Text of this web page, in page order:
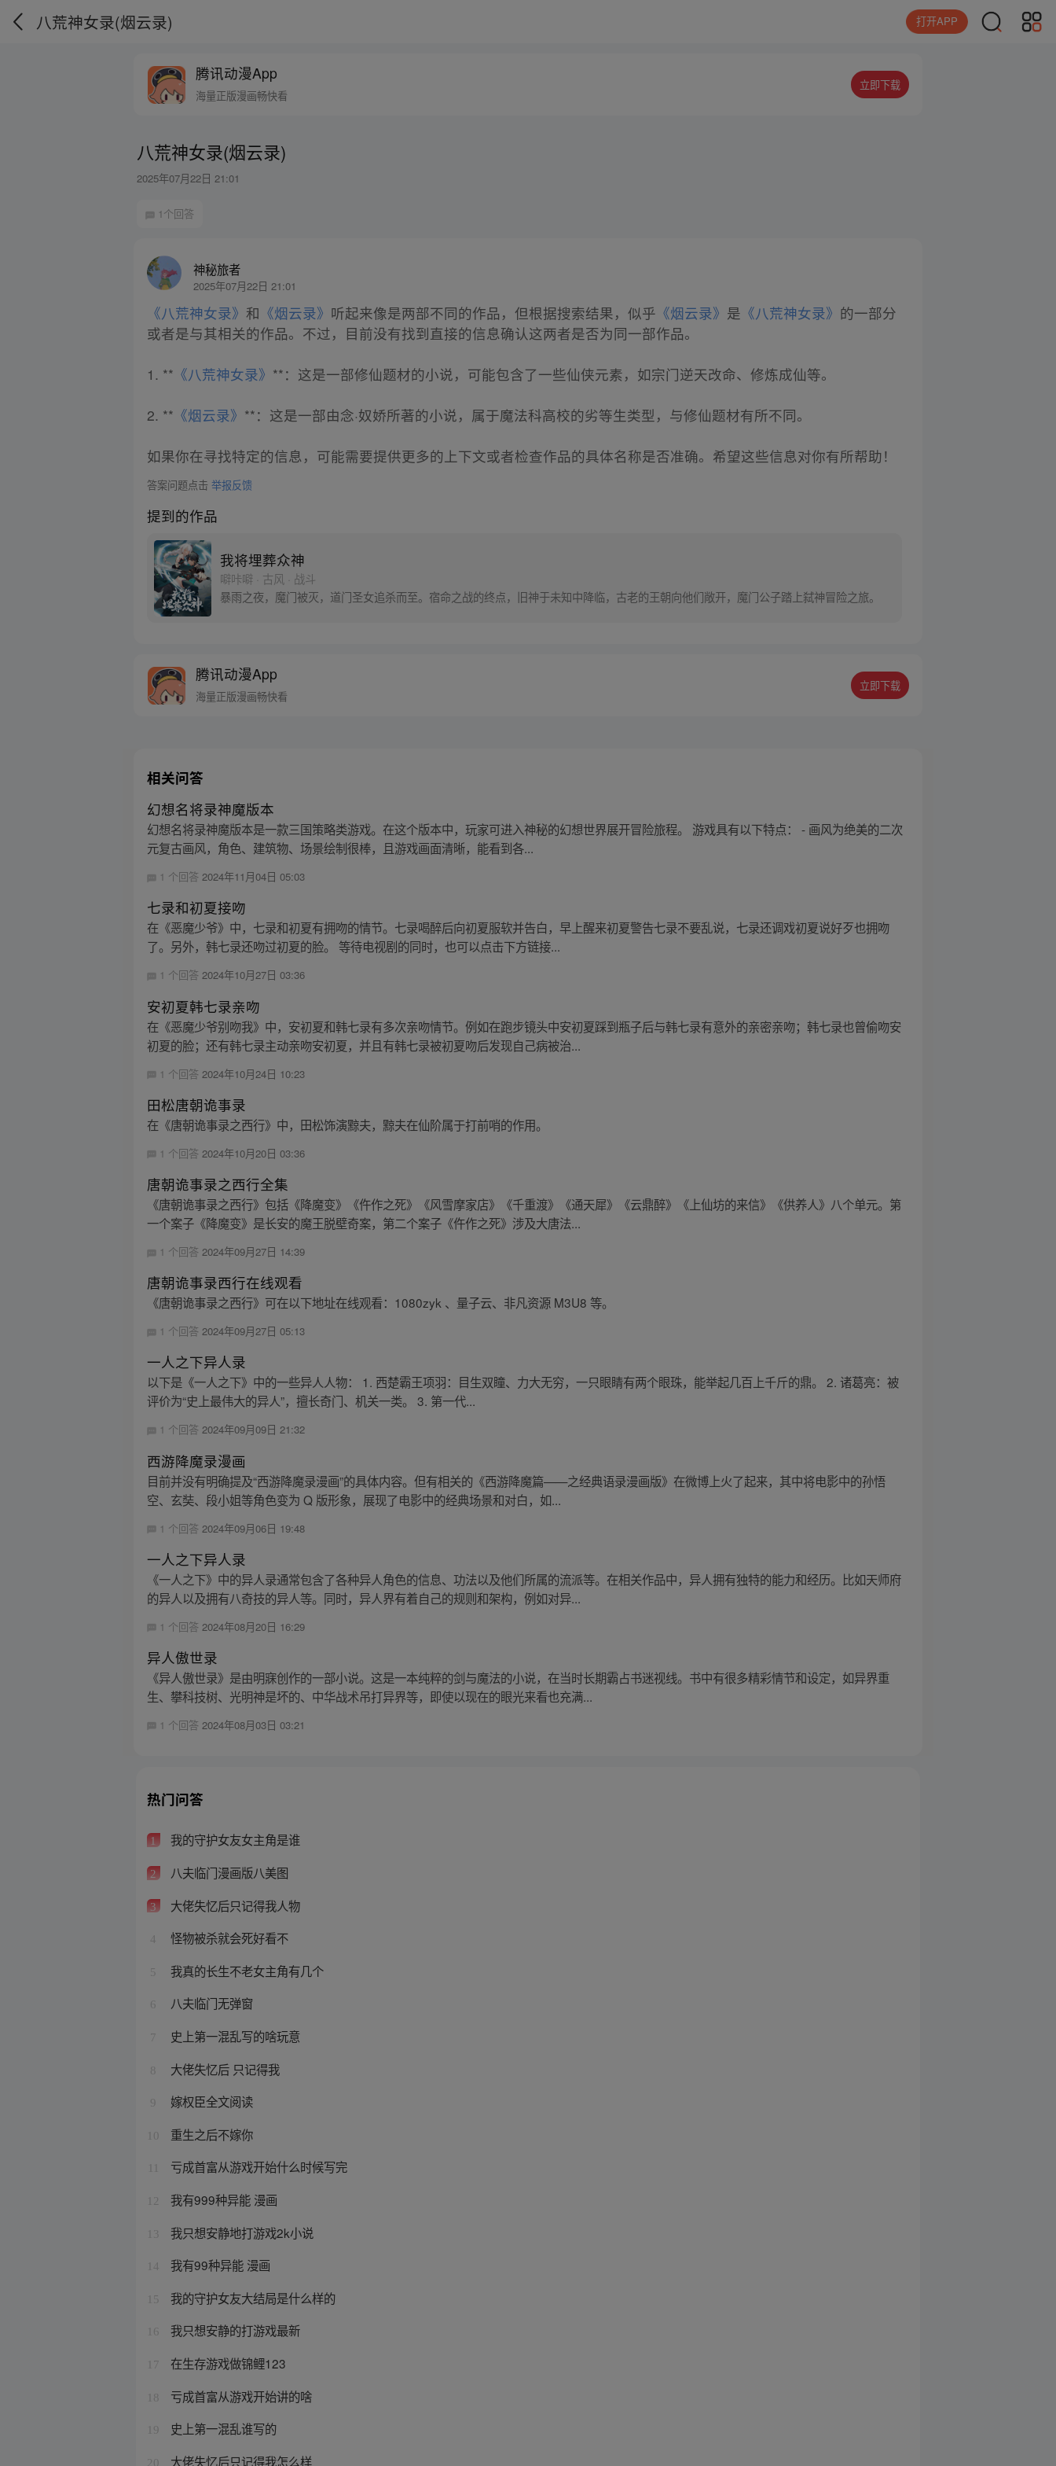
八荒神女录(烟云录) 打开APP
腾讯动漫App
海量正版漫画畅快看
立即下载
八荒神女录(烟云录)
2025年07月22日 21:01
1个回答
神秘旅者
2025年07月22日 21:01
《八荒神女录》 和 《烟云录》 听起来像是两部不同的作品，但根据搜索结果，似乎 《烟云录》 是 《八荒神女录》 的一部分
或者是与其相关的作品。不过，目前没有找到直接的信息确认这两者是否为同一部作品。
1. ** 《八荒神女录》 **：这是一部修仙题材的小说，可能包含了一些仙侠元素，如宗门逆天改命、修炼成仙等。
2. ** 《烟云录》 **：这是一部由念·奴娇所著的小说，属于魔法科高校的劣等生类型，与修仙题材有所不同。
如果你在寻找特定的信息，可能需要提供更多的上下文或者检查作品的具体名称是否准确。希望这些信息对你有所帮助！
答案问题点击举报反馈
提到的作品
我将埋葬众神
噼咔噼 · 古风 · 战斗
暴雨之夜，魔门被灭，道门圣女追杀而至。宿命之战的终点，旧神于未知中降临，古老的王朝向他们敞开，魔门公子踏上弑神冒险之旅。
腾讯动漫App
海量正版漫画畅快看
立即下载
相关问答
幻想名将录神魔版本
幻想名将录神魔版本是一款三国策略类游戏。在这个版本中，玩家可进入神秘的幻想世界展开冒险旅程。 游戏具有以下特点： - 画风为绝美的二次
元复古画风，角色、建筑物、场景绘制很棒，且游戏画面清晰，能看到各...
1 个回答2024年11月04日 05:03
七录和初夏接吻
在《恶魔少爷》中，七录和初夏有拥吻的情节。七录喝醉后向初夏服软并告白，早上醒来初夏警告七录不要乱说，七录还调戏初夏说好歹也拥吻
了。另外，韩七录还吻过初夏的脸。 等待电视剧的同时，也可以点击下方链接...
1 个回答2024年10月27日 03:36
安初夏韩七录亲吻
在《恶魔少爷别吻我》中，安初夏和韩七录有多次亲吻情节。例如在跑步镜头中安初夏踩到瓶子后与韩七录有意外的亲密亲吻；韩七录也曾偷吻安
初夏的脸；还有韩七录主动亲吻安初夏，并且有韩七录被初夏吻后发现自己病被治...
1 个回答 2024年10月24日 10:23
田松唐朝诡事录
在《唐朝诡事录之西行》中，田松饰演黥夫，黥夫在仙阶属于打前哨的作用。
1 个回答 2024年10月20日 03:36
唐朝诡事录之西行全集
《唐朝诡事录之西行》包括《降魔变》《仵作之死》《风雪摩家店》《千重渡》《通天犀》《云鼎醉》《上仙坊的来信》《供养人》八个单元。第
一个案子《降魔变》是长安的魔王脱壁奇案，第二个案子《仵作之死》涉及大唐法...
1 个回答2024年09月27日 14:39
唐朝诡事录西行在线观看
《唐朝诡事录之西行》可在以下地址在线观看：1080zyk 、量子云、非凡资源 M3U8 等。
1 个回答2024年09月27日 05:13
一人之下异人录
以下是《一人之下》中的一些异人人物： 1. 西楚霸王项羽：目生双瞳、力大无穷，一只眼睛有两个眼珠，能举起几百上千斤的鼎。 2. 诸葛亮：被
评价为“史上最伟大的异人”，擅长奇门、机关一类。 3. 第一代...
1 个回答2024年09月09日 21:32
西游降魔录漫画
目前并没有明确提及“西游降魔录漫画”的具体内容。但有相关的《西游降魔篇——之经典语录漫画版》在微博上火了起来，其中将电影中的孙悟
空、玄奘、段小姐等角色变为 Q 版形象，展现了电影中的经典场景和对白，如...
1 个回答 2024年09月06日 19:48
一人之下异人录
《一人之下》中的异人录通常包含了各种异人角色的信息、功法以及他们所属的流派等。在相关作品中，异人拥有独特的能力和经历。比如天师府
的异人以及拥有八奇技的异人等。同时，异人界有着自己的规则和架构，例如对异...
1 个回答 2024年08月20日 16:29
异人傲世录
《异人傲世录》是由明寐创作的一部小说。这是一本纯粹的剑与魔法的小说，在当时长期霸占书迷视线。书中有很多精彩情节和设定，如异界重
生、攀科技树、光明神是坏的、中华战术吊打异界等，即使以现在的眼光来看也充满...
1 个回答2024年08月03日 03:21
热门问答
1 我的守护女友女主角是谁
2 八夫临门漫画版八美图
3 大佬失忆后只记得我人物
4 怪物被杀就会死好看不
5 我真的长生不老女主角有几个
6 八夫临门无弹窗
7 史上第一混乱写的啥玩意
8 大佬失忆后 只记得我
9 嫁权臣全文阅读
10 重生之后不嫁你
亏成首富从游戏开始什么时候写完
12 我有999种异能 漫画
13 我只想安静地打游戏2k小说
14 我有99种异能 漫画
15 我的守护女友大结局是什么样的
16 我只想安静的打游戏最新
17 在生存游戏做锦鲤123
18 亏成首富从游戏开始讲的啥
19 史上第一混乱谁写的
20 大佬失忆后只记得我怎么样